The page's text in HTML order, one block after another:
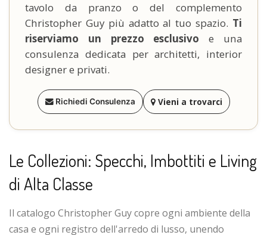
tavolo da pranzo o del complemento
Christopher Guy più adatto al tuo spazio. Ti
riserviamo un prezzo esclusivo e una
consulenza dedicata per architetti, interior
designer e privati.
Richiedi Consulenza Vieni a trovarci
Le Collezioni: Specchi, Imbottiti e Living
di Alta Classe
Il catalogo Christopher Guy copre ogni ambiente della
casa e ogni registro dell'arredo di lusso, unendo